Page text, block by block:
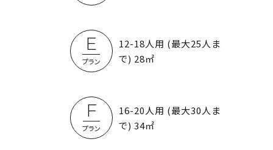
E
プラン
12-18人用 (最大25人ま
で) 28㎡
F
プラン
16-20人用 (最大30人ま
で) 34㎡